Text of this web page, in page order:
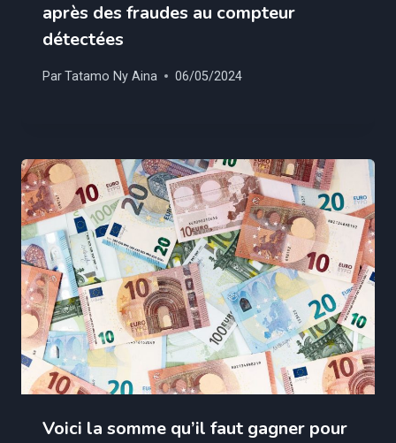
après des fraudes au compteur
détectées
ParTatamo Ny Aina 06/05/2024
Voici la somme qu’il faut gagner pour